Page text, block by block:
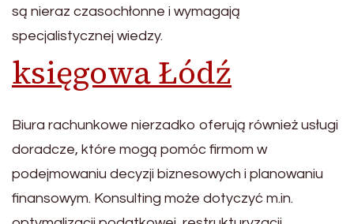
są nieraz czasochłonne i wymagają
specjalistycznej wiedzy.
księgowa Łódź
Biura rachunkowe nierzadko oferują również usługi
doradcze, które mogą pomóc firmom w
podejmowaniu decyzji biznesowych i planowaniu
finansowym. Konsulting może dotyczyć m.in.